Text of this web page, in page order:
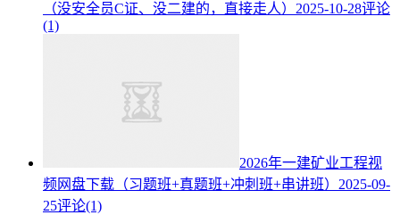
（没安全员C证、没二建的，直接走人） 2025-10-28评论
(1)
2026年一建矿业工程视
频网盘下载（习题班+真题班+冲刺班+串讲班） 2025-09-
25评论(1)